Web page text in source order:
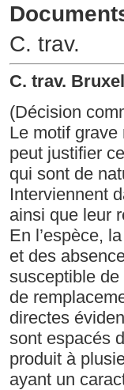
C. trav.
C. trav.
(Décision
Le motif
peut justifier
qui sont de
Interviennent
ainsi que leur
En l’espèce,
et des
susceptible de
de
directes
sont espacés
produit à
ayant un